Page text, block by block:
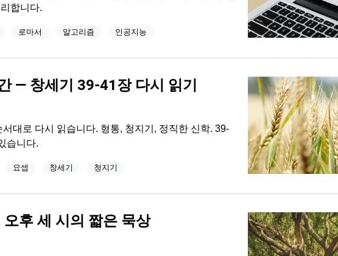
합니다.
로마서 알고리즘 인공지능
— 창세기 39-41장 다시 읽기
대로 다시 읽습니다. 형통, 청지기, 정직한 신학. 39-
습니다.
요셉 창세기 청지기
후 세 시의 짧은 묵상